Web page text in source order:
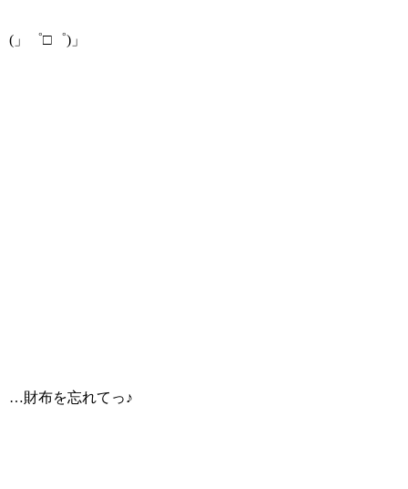
(」゜□゜)」
…財布を忘れてっ♪